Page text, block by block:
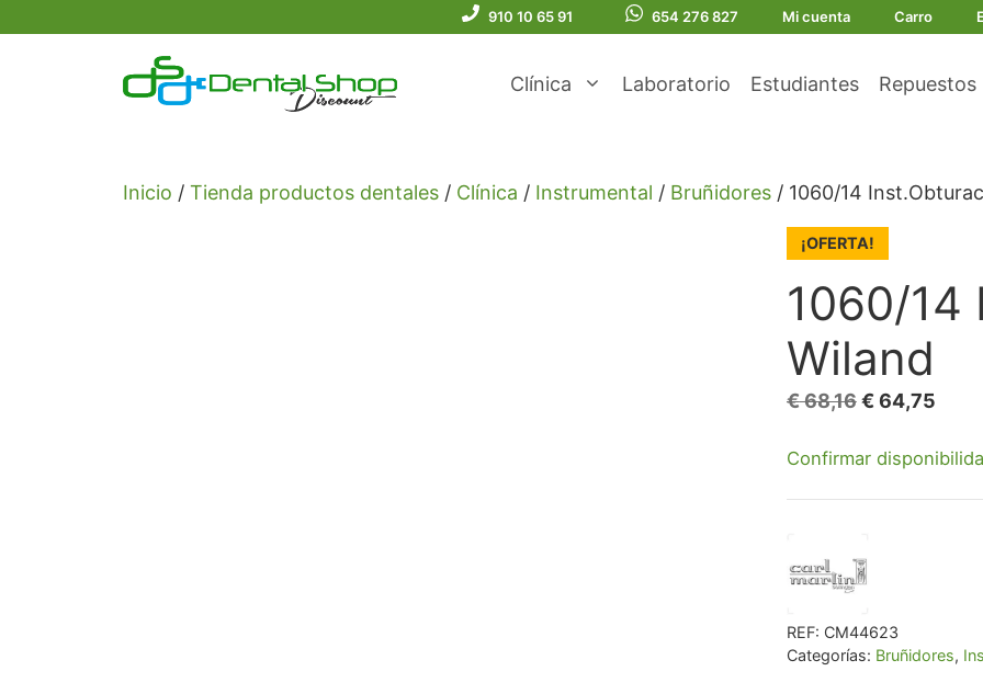
910 10 65 91 654 276 827 Mi cuenta Carro
Clínica Laboratorio Estudiantes Repuestos
Inicio / Tienda productos dentales / Clínica / Instrumental / Bruñidores / 1060/14
¡OFERTA!
1060/14
Wiland
€68,16 El
original
€ 64,75El
Confirmar
REF: CM44623
Categorías: Bruñidores,